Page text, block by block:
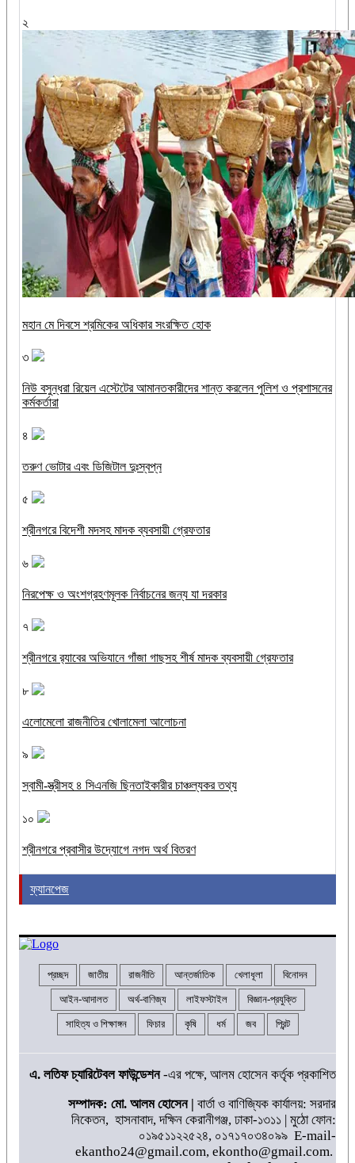
২
মহান মে দিবসে শ্রমিকের অধিকার সংরক্ষিত হোক
৩
নিউ বসুন্ধরা রিয়েল এস্টেটের আমানতকারীদের শান্ত করলেন পুলিশ ও প্রশাসনের
কর্মকর্তারা
৪
তরুণ ভোটার এবং ডিজিটাল দুঃস্বপ্ন
৫
শ্রীনগরে বিদেশী মদসহ মাদক ব্যবসায়ী গ্রেফতার
৬
নিরপেক্ষ ও অংশগ্রহণমূলক নির্বাচনের জন্য যা দরকার
৭
শ্রীনগরে র‌্যাবের অভিযানে গাঁজা গাছসহ শীর্ষ মাদক ব্যবসায়ী গ্রেফতার
৮
এলোমেলো রাজনীতির খোলামেলা আলোচনা
৯
স্বামী-স্ত্রীসহ ৪ সিএনজি ছিনতাইকারীর চাঞ্চল্যকর তথ্য
১০
শ্রীনগরে প্রবাসীর উদ্যোগে নগদ অর্থ বিতরণ
ফ্যানপেজ
প্রচ্ছদ জাতীয় রাজনীতি আন্তর্জাতিক খেলাধূলা বিনোদন
আইন-আদালত অর্থ-বাণিজ্য লাইফস্টাইল বিজ্ঞান-প্রযুক্তি
সাহিত্য ও শিক্ষাঙ্গন ফিচার কৃষি ধর্ম জব প্রিন্ট
এ. লতিফ চ্যারিটেবল ফাউন্ডেশন-এর পক্ষে, আলম হোসেন কর্তৃক প্রকাশিত
সম্পাদক: মো. আলম হোসেন | বার্তা ও বাণিজ্যিক কার্যালয়: সরদার
নিকেতন, হাসনাবাদ, দক্ষিন কেরানীগঞ্জ, ঢাকা-১৩১১ | মুঠো ফোন:
০১৯৫১১২২৫২৪, ০১৭১৭০৩৪০৯৯ E-mail-
ekantho24@gmail.com, ekontho@gmail.com.